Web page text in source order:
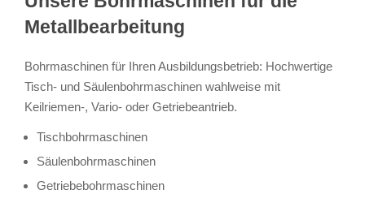
Metallbearbeitung
Bohrmaschinen für Ihren Ausbildungsbetrieb: Hochwertige
Tisch- und Säulenbohrmaschinen wahlweise mit
Keilriemen-, Vario- oder Getriebeantrieb.
Tischbohrmaschinen
Säulenbohrmaschinen
Getriebebohrmaschinen